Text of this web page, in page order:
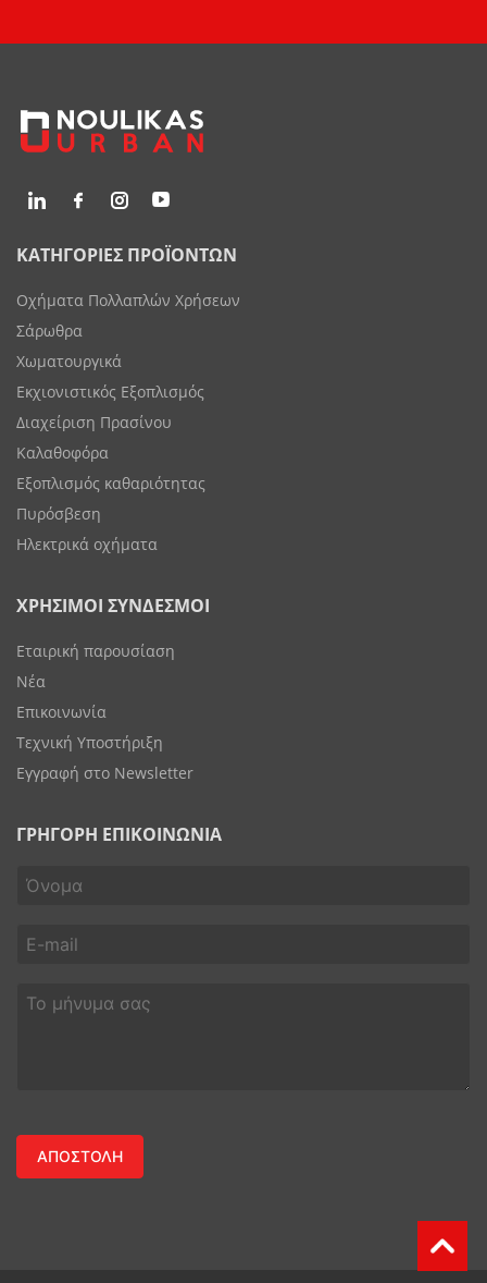
ΚΑΤΗΓΟΡΙΕΣ ΠΡΟΪΟΝΤΩΝ
Οχήματα Πολλαπλών Χρήσεων
Σάρωθρα
Χωματουργικά
Εκχιονιστικός Εξοπλισμός
Διαχείριση Πρασίνου
Καλαθοφόρα
Εξοπλισμός καθαριότητας
Πυρόσβεση
Ηλεκτρικά οχήματα
ΧΡΗΣΙΜΟΙ ΣΥΝΔΕΣΜΟΙ
Εταιρική παρουσίαση
Νέα
Επικοινωνία
Τεχνική Υποστήριξη
Εγγραφή στο Newsletter
ΓΡΗΓΟΡΗ ΕΠΙΚΟΙΝΩΝΙΑ